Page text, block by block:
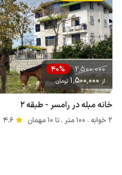
2٬500٬000 40%
از 1٬500٬000 تومان
خانه مبله در رامسر - طبقه ۲
2 خوابه . 100 متر . تا 10 مهمان 4.6